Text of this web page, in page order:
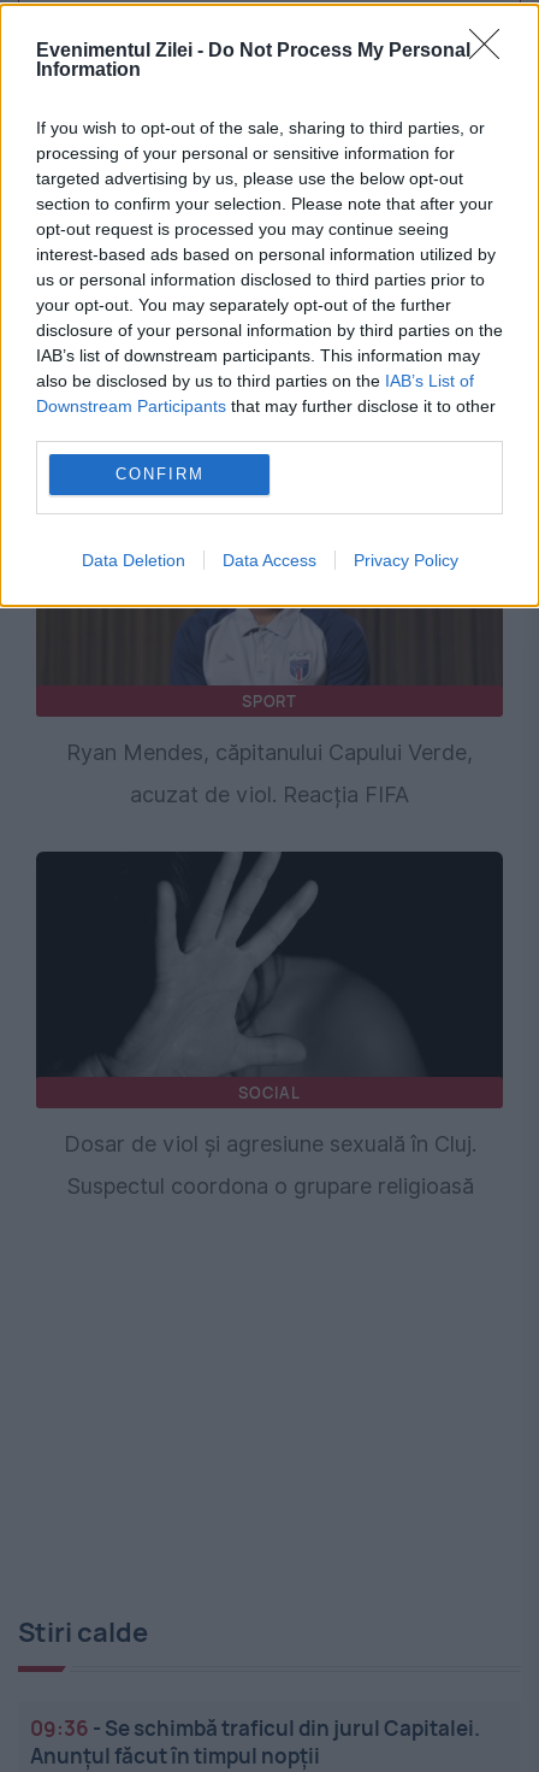
Evenimentul Zilei - Do Not Process My Personal
Information
If you wish to opt-out of the sale, sharing to third parties, or
processing of your personal or sensitive information for
targeted advertising by us, please use the below opt-out
section to confirm your selection. Please note that after your
opt-out request is processed you may continue seeing
interest-based ads based on personal information utilized by
us or personal information disclosed to third parties prior to
your opt-out. You may separately opt-out of the further
disclosure of your personal information by third parties on the
IAB’s list of downstream participants. This information may
also be disclosed by us to third parties on the IAB’s List of
Downstream Participants that may further disclose it to other
CONFIRM
Data Deletion Data Access Privacy Policy
USR din cauza termenilor din proiect
JUSTITIE
Frații Tate se cred musafirii DIICOT: „E un
privilegiu să fii invitat aici”
SPORT
Ryan Mendes, căpitanului Capului Verde,
acuzat de viol. Reacția FIFA
SOCIAL
Dosar de viol și agresiune sexuală în Cluj.
Suspectul coordona o grupare religioasă
Stiri calde
09:36 - Se schimbă traficul din jurul Capitalei.
Anunțul făcut în timpul nopții